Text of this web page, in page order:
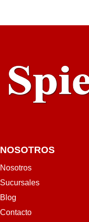
NOSOTROS
Nosotros
Sucursales
Blog
Contacto